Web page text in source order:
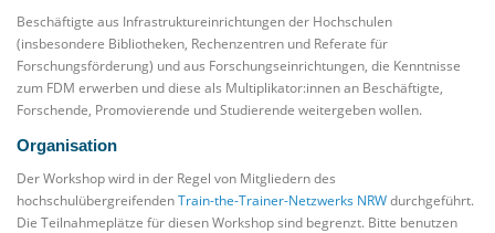
Beschäftigte aus Infrastruktureinrichtungen der Hochschulen
(insbesondere Bibliotheken, Rechenzentren und Referate für
Forschungsförderung) und aus Forschungseinrichtungen, die Kenntnisse
zum FDM erwerben und diese als Multiplikator:innen an Beschäftigte,
Forschende, Promovierende und Studierende weitergeben wollen.
Organisation
Der Workshop wird in der Regel von Mitgliedern des
hochschulübergreifendenTrain-the-Trainer-Netzwerks NRWdurchgeführt.
Die Teilnahmeplätze für diesen Workshop sind begrenzt. Bitte benutzen